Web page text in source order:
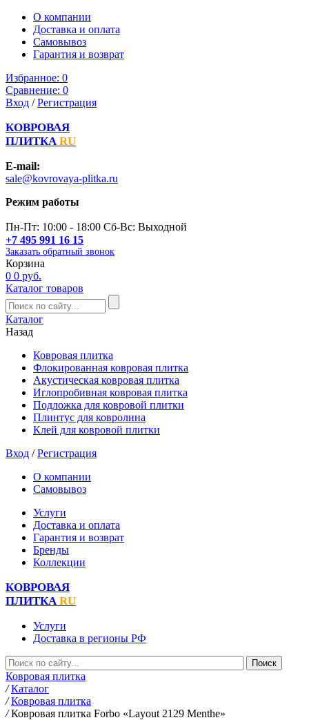
О компании
Доставка и оплата
Самовывоз
Гарантия и возврат
Избранное: 0
Сравнение: 0
Вход /Регистрация
КОВРОВАЯ
ПЛИТКА RU
E-mail:
sale@kovrovaya-plitka.ru
Режим работы
Пн-Пт: 10:00 - 18:00 Сб-Вс: Выходной
+7 495 991 16 15
Заказать обратный звонок
Корзина
0 0 руб.
Каталог товаров
Каталог
Назад
Ковровая плитка
Флокированная ковровая плитка
Акустическая ковровая плитка
Иглопробивная ковровая плитка
Подложка для ковровой плитки
Плинтус для ковролина
Клей для ковровой плитки
Вход /Регистрация
О компании
Самовывоз
Услуги
Доставка и оплата
Гарантия и возврат
Бренды
Коллекции
КОВРОВАЯ
ПЛИТКА RU
Услуги
Доставка в регионы РФ
Ковровая плитка
/ Каталог
/ Ковровая плитка
/ Ковровая плитка Forbo «Layout 2129 Menthe»